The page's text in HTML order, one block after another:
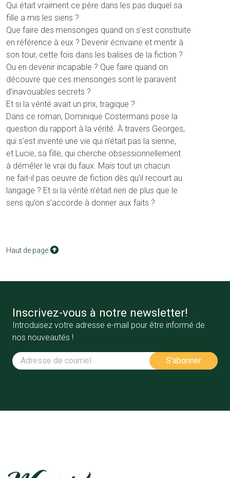
Qui était vraiment ce père dans les pas duquel sa
fille a mis les siens ?
Que faire des mensonges quand on s’est construite
en référence à eux ? Devenir écrivaine et mentir à
son tour, cette fois dans les balises de la fiction ?
Ou en devenir incapable ? Que faire quand on
découvre que ces mensonges sont le paravent
d’inavouables secrets ?
Et si la vérité avait un prix, tragique ?
Dans ce roman, Dominique Costermans pose la
question du rapport à la vérité. À travers Georges,
qui s’est inventé une vie qui n’était pas la sienne,
et Lucie, sa fille, qui cherche obsessionnellement
à démêler le vrai du faux. Mais tout un chacun
ne fait-il pas oeuvre de fiction dès qu’il recourt au
langage ? Et si la vérité n’était rien de plus que le
sens qu’on s’accorde à donner aux faits ?
Haut de page
Inscrivez-vous à notre newsletter!
Introduisez votre adresse e-mail pour être informé de
nos nouveautés !